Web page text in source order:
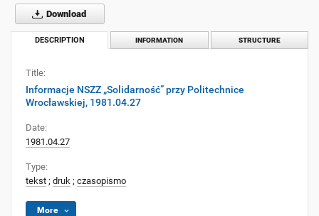
Download
DESCRIPTION INFORMATION STRUCTURE
Title:
Informacje NSZZ „Solidarność” przy Politechnice
Wrocławskiej, 1981.04.27
Date:
1981.04.27
Type:
tekst ; druk ; czasopismo
More